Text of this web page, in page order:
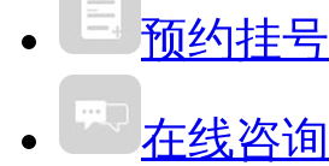
预约挂号
在线咨询